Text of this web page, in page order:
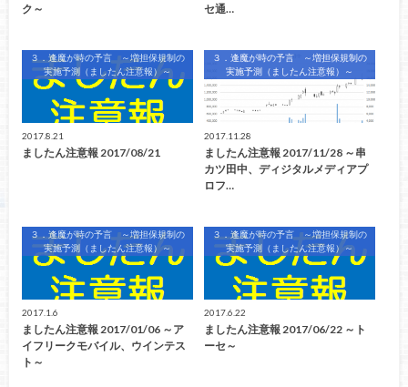
ク～
セ通…
３．逢魔が時の予言 ～増担保規制の
実施予測（ましたん注意報）～
2017.8.21
ましたん注意報 2017/08/21
３．逢魔が時の予言 ～増担保規制の
実施予測（ましたん注意報）～
2017.11.28
ましたん注意報 2017/11/28 ～串
カツ田中、ディジタルメディアプ
ロフ…
３．逢魔が時の予言 ～増担保規制の
実施予測（ましたん注意報）～
2017.1.6
ましたん注意報 2017/01/06 ～ア
イフリークモバイル、ウインテス
ト～
３．逢魔が時の予言 ～増担保規制の
実施予測（ましたん注意報）～
2017.6.22
ましたん注意報 2017/06/22 ～ト
ーセ～